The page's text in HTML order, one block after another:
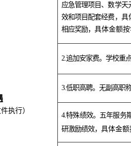
执行）
应急管理项目、数学天
效和项目配套经费， 具
相应奖励， 具体金额
2.追加安家费。学校重
3.低职高聘。无副高职
4.特殊绩效。五年服务
研激励绩效， 具体金